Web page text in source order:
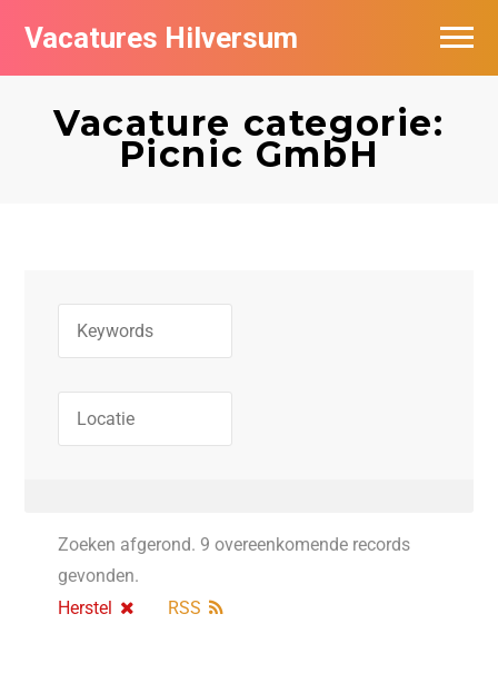
Vacatures Hilversum
Vacature categorie:
Picnic GmbH
Zoeken afgerond. 9 overeenkomende records
gevonden.
Herstel
RSS
Vacatures per bedrijf in Hilversum
De populairste vacatures in Hilversum